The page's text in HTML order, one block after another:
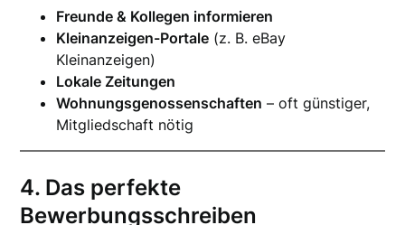
Freunde & Kollegen informieren
Kleinanzeigen-Portale (z. B. eBay
Kleinanzeigen)
Lokale Zeitungen
Wohnungsgenossenschaften – oft günstiger,
Mitgliedschaft nötig
4. Das perfekte
Bewerbungsschreiben